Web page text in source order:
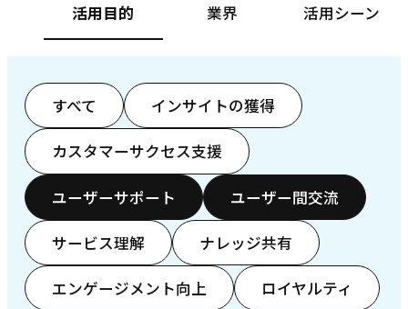
活用目的 業界 活用シーン
すべて インサイトの獲得
カスタマーサクセス支援
ユーザーサポート ユーザー間交流
サービス理解 ナレッジ共有
エンゲージメント向上 ロイヤルティ